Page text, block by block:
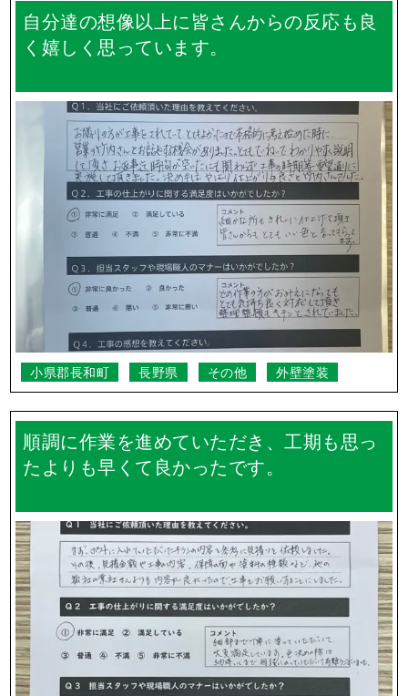
自分達の想像以上に皆さんからの反応も良
く嬉しく思っています。
小県郡長和町 長野県 その他 外壁塗装
順調に作業を進めていただき、工期も思っ
たよりも早くて良かったです。